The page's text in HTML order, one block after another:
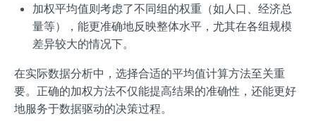
加权平均值则考虑了不同组的权重（如人口、经济总
量等），能更准确地反映整体水平，尤其在各组规模
差异较大的情况下。
在实际数据分析中，选择合适的平均值计算方法至关重
要。正确的加权方法不仅能提高结果的准确性，还能更好
地服务于数据驱动的决策过程。